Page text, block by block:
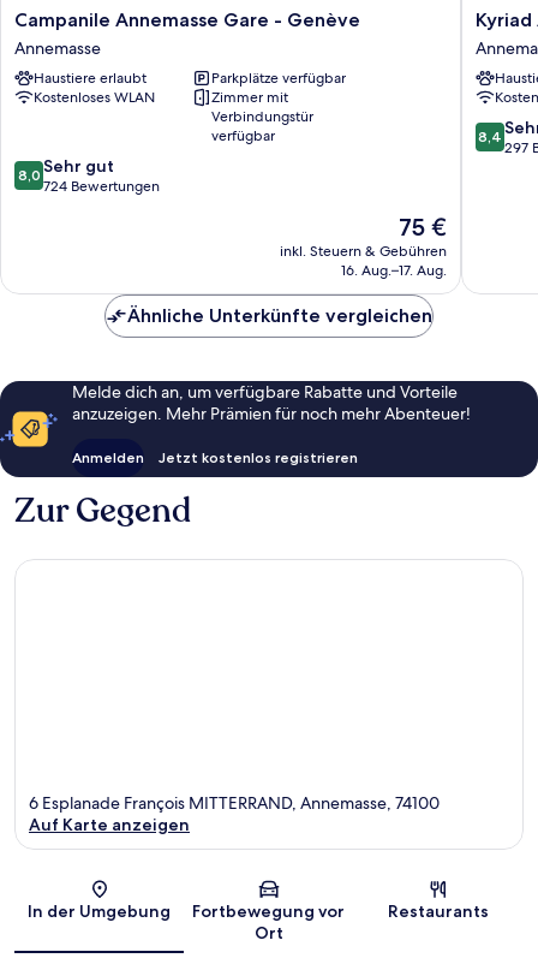
Campanile
Annemasse
Gare
-
Genève
Campanile Annemasse Gare - Genève
Annemasse
Haustiere erlaubt
Parkplätze verfügbar
Kostenloses WLAN
Zimmer mit
Verbindungstür
verfügbar
8.0
von
Bewertungen
8,0 Sehr gut
724 Bewertungen
Der
Preis
beträgt
75 €
inkl. Steuern & Gebühren
16. Aug.–17. Aug.
Kyriad
-
Genève
Kyriad
8.4
von
8,4
297
Ähnliche Unterkünfte vergleichen
Melde dich an, um verfügbare Rabatte und Vorteile
anzuzeigen. Mehr Prämien für noch mehr Abenteuer!
Anmelden Jetzt kostenlos registrieren
Zur Gegend
Karte
6 Esplanade François MITTERRAND, Annemasse, 74100
Auf Karte anzeigen
In der Umgebung
Fortbewegung vor
Ort
Restaurants